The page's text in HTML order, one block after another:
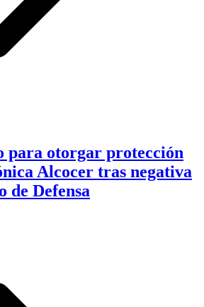
para otorgar protección
Alcocer tras negativa
de Defensa